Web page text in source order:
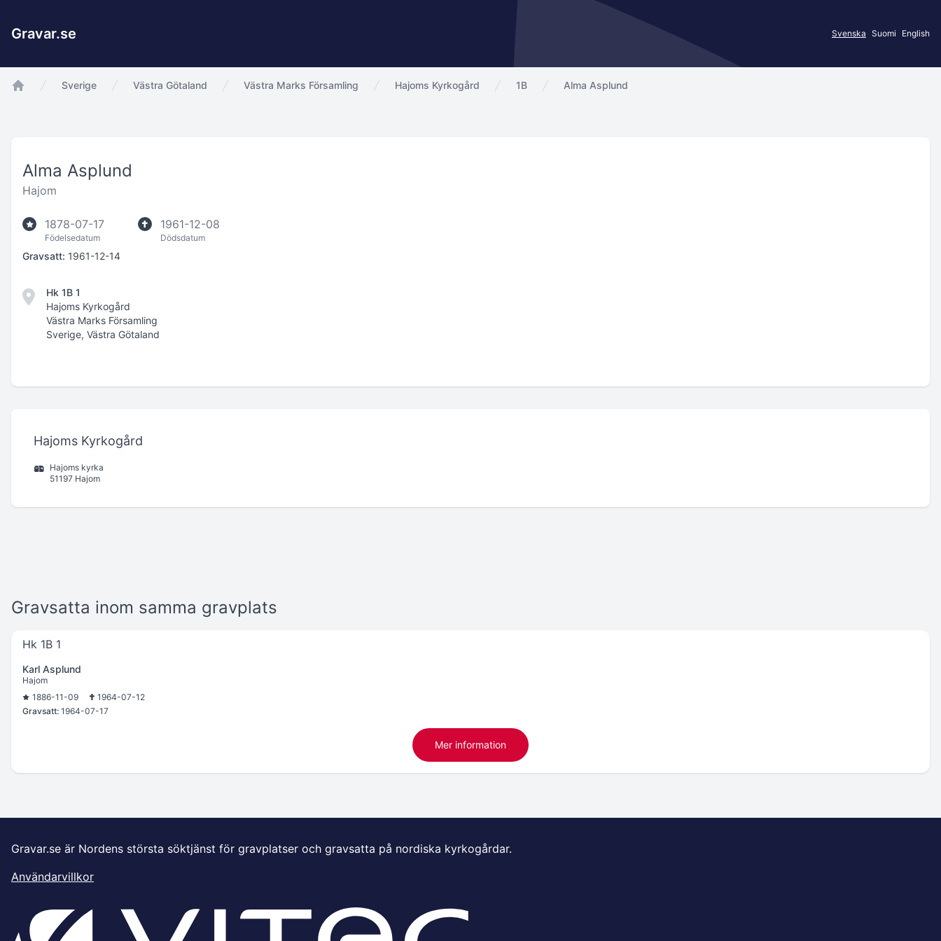
Gravar.se Svenska Suomi English
Sverige Västra Götaland Västra Marks Församling Hajoms Kyrkogård 1B Alma Asplund
Alma Asplund
Hajom
1878-07-17
Födelsedatum
1961-12-08
Dödsdatum
Gravsatt: 1961-12-14
Hk 1B 1
Hajoms Kyrkogård
Västra Marks Församling
Sverige, Västra Götaland
Hajoms Kyrkogård
Hajoms kyrka
51197 Hajom
Gravsatta inom samma gravplats
Hk 1B 1
Karl Asplund
Hajom
1886-11-09
1964-07-12
Gravsatt: 1964-07-17
Mer information
Gravar.se är Nordens största söktjänst för gravplatser och gravsatta på nordiska kyrkogårdar.
Användarvillkor